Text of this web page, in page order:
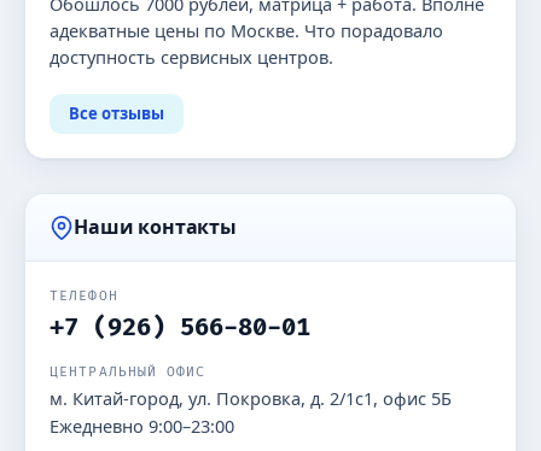
адекватные цены по Москве. Что порадовало
доступность сервисных центров.
Все отзывы
Наши контакты
ТЕЛЕФОН
+7 (926) 566-80-01
ЦЕНТРАЛЬНЫЙ ОФИС
м. Китай-город, ул. Покровка, д. 2/1с1, офис 5Б
Ежедневно 9:00–23:00